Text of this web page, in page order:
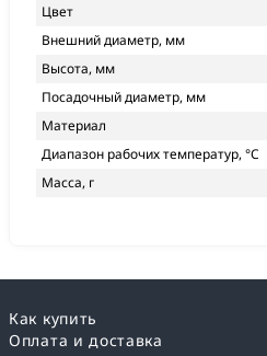
Цвет
Внешний диаметр, мм
Высота, мм
Посадочный диаметр, мм
Материал
Диапазон рабочих температур, °С
Масса, г
Как купить
Оплата и доставка